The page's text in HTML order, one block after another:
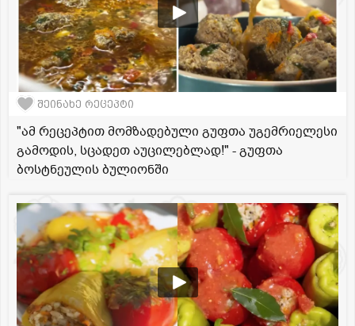
შეინახე რეცეპტი
"ამ რეცეპტით მომზადებული გუფთა უგემრიელესი
გამოდის, სცადეთ აუცილებლად!" - გუფთა
ბოსტნეულის ბულიონში